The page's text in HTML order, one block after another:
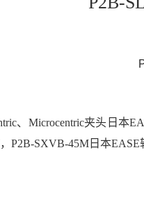
、Microcentric夹头日本
P2B-SXVB-45M日本EASE